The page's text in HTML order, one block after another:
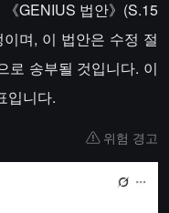
GENIUS 법안》(S.15
며, 이 법안은 수정 절
로 송부될 것입니다. 이
입니다.
위험 경고